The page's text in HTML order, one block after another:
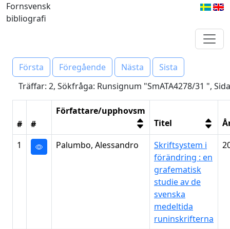
Fornsvensk
bibliografi
Första Föregående Nästa
Sista
Träffar: 2, Sökfråga: Runsignum "SmATA4278/31 ",
# #
Författare/upphovsm
Titel
1
Palumbo, Alessandro
Skriftsystem i
förändring : en
grafematisk
studie av de
svenska
medeltida
runinskrifterna